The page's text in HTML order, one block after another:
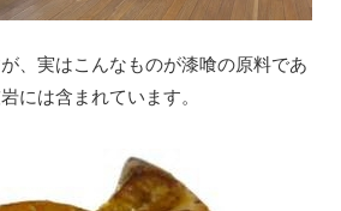
、実はこんなものが漆喰の原料であ
には含まれています。